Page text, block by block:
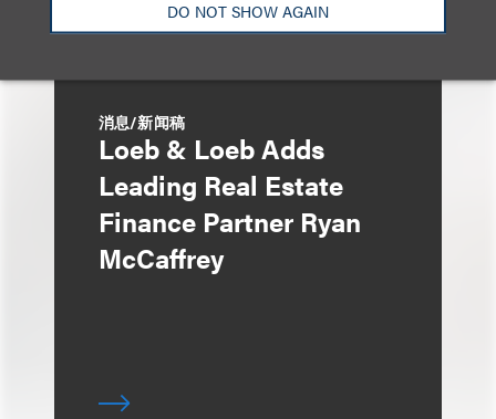
DO NOT SHOW AGAIN
消息/新闻稿
Loeb & Loeb Adds
Leading Real Estate
Finance Partner Ryan
McCaffrey